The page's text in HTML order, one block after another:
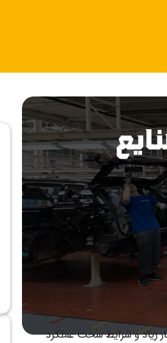
زیاد و شرایط سخت عملکرد